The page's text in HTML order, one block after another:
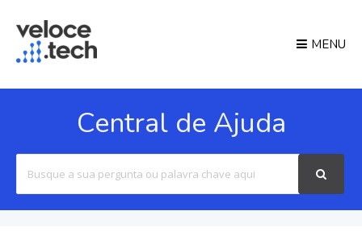
MENU
Central de Ajuda
For